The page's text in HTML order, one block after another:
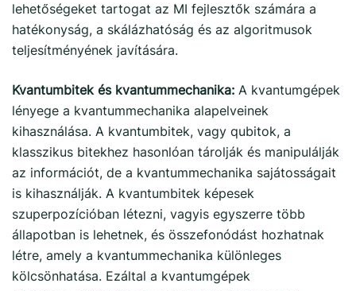
lehetőségeket tartogat az MI fejlesztők számára a
hatékonyság, a skálázhatóság és az algoritmusok
teljesítményének javítására.
Kvantumbitek és kvantummechanika: A kvantumgépek
lényege a kvantummechanika alapelveinek
kihasználása. A kvantumbitek, vagy qubitok, a
klasszikus bitekhez hasonlóan tárolják és manipulálják
az információt, de a kvantummechanika sajátosságait
is kihasználják. A kvantumbitek képesek
szuperpozícióban létezni, vagyis egyszerre több
állapotban is lehetnek, és összefonódást hozhatnak
létre, amely a kvantummechanika különleges
kölcsönhatása. Ezáltal a kvantumgépek